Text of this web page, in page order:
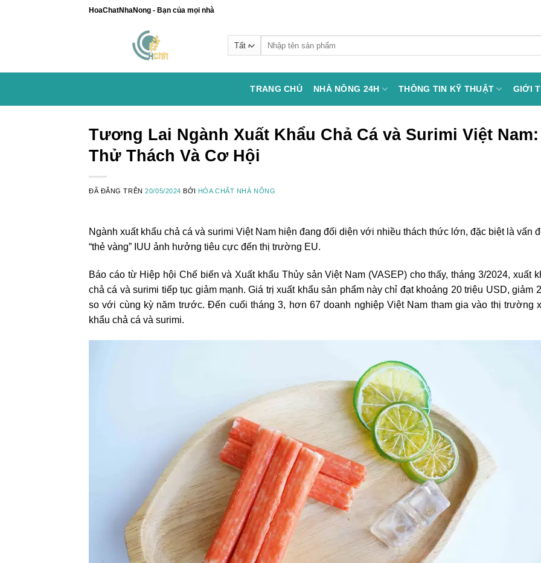
HoaChatNhaNong - Bạn của mọi nhà
TRANG CHỦ NHÀ NÔNG 24H THÔNG TIN KỸ THUẬT GIỚI
Tương Lai Ngành Xuất Khẩu Chả Cá và Surimi Việt Nam:
Thử Thách Và Cơ Hội
ĐÃ ĐĂNG TRÊN20/05/2024 BỞI HÓA CHẤT NHÀ NÔNG
Ngành xuất khẩu chả cá và surimi Việt Nam hiện đang đối diện với nhiều thách thức lớn, đặc biệt là vấn
“thẻ vàng” IUU ảnh hưởng tiêu cực đến thị trường EU.
Báo cáo từ Hiệp hội Chế biến và Xuất khẩu Thủy sản Việt Nam (VASEP) cho thấy, tháng 3/2024, xuất
chả cá và surimi tiếp tục giảm mạnh. Giá trị xuất khẩu sản phẩm này chỉ đạt khoảng 20 triệu USD, giảm
so với cùng kỳ năm trước. Đến cuối tháng 3, hơn 67 doanh nghiệp Việt Nam tham gia vào thị trường
khẩu chả cá và surimi.